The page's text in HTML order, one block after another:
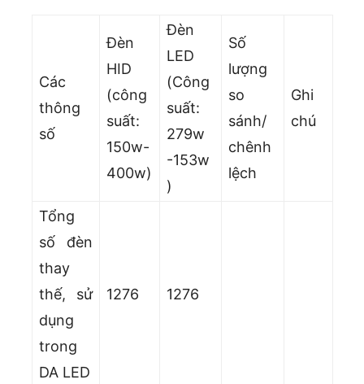
Các
thông
số
Đèn
HID
(công
suất:
150w-
400w)
Đèn
LED
(Công
suất:
279w
-153w
)
Số
lượng
so
sánh/
chênh
lệch
Ghi
chú
Tổng
số đèn
thay
thế, sử
dụng
trong
DA LED
1276 1276